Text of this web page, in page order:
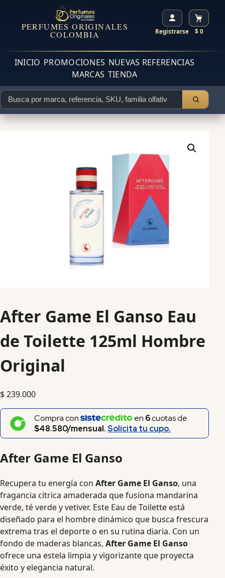
PERFUMES ORIGINALES
COLOMBIA Registrarse $ 0
INICIO PROMOCIONES NUEVAS REFERENCIAS
MARCAS TIENDA
After Game El Ganso Eau
de Toilette 125ml Hombre
Original
$239.000
Compra con en 6cuotas de
$48.580/mensual.Solicita tu cupo.
After Game El Ganso
Recupera tu energía con After Game El Ganso, una
fragancia cítrica amaderada que fusiona mandarina
verde, té verde y vetiver. Este Eau de Toilette está
diseñado para el hombre dinámico que busca frescura
extrema tras el deporte o en su rutina diaria. Con un
fondo de maderas blancas, After Game El Ganso
ofrece una estela limpia y vigorizante que proyecta
éxito y elegancia natural.